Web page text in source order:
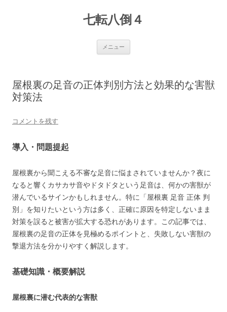
七転八倒４
メニュー
へ
ス
屋根裏の足音の正体判別方法と効果的な害獣
対策法
コメントを残す
導入・問題提起
屋根裏から聞こえる不審な足音に悩まされていませんか？夜に
なると響くカサカサ音やドタドタという足音は、何かの害獣が
潜んでいるサインかもしれません。特に「屋根裏 足音 正体 判
別」を知りたいという方は多く、正確に原因を特定しないまま
対策を誤ると被害が拡大する恐れがあります。この記事では、
屋根裏の足音の正体を見極めるポイントと、失敗しない害獣の
撃退方法を分かりやすく解説します。
基礎知識・概要解説
屋根裏に潜む代表的な害獣